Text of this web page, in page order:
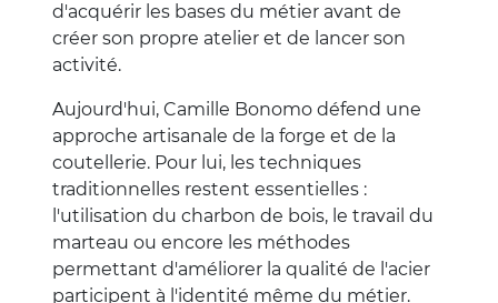
d'acquérir les bases du métier avant de
créer son propre atelier et de lancer son
activité.
Aujourd'hui, Camille Bonomo défend une
approche artisanale de la forge et de la
coutellerie. Pour lui, les techniques
traditionnelles restent essentielles :
l'utilisation du charbon de bois, le travail du
marteau ou encore les méthodes
permettant d'améliorer la qualité de l'acier
participent à l'identité même du métier.